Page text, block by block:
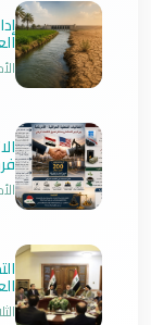
الأحد
الأحد